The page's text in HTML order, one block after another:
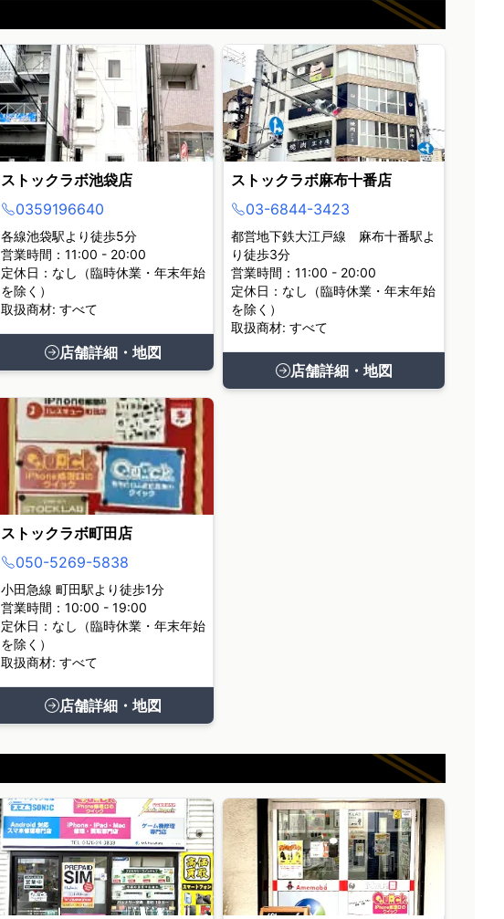
ストックラボ池袋店
0359196640
各線池袋駅より徒歩5分
営業時間：11:00 - 20:00
定休日：なし（臨時休業・年末年始
を除く）
取扱商材: すべて
店舗詳細・地図
ストックラボ麻布十番店
03-6844-3423
都営地下鉄大江戸線 麻布十番駅よ
り徒歩3分
営業時間：11:00 - 20:00
定休日：なし（臨時休業・年末年始
を除く）
取扱商材: すべて
店舗詳細・地図
ストックラボ町田店
050-5269-5838
小田急線 町田駅より徒歩1分
営業時間：10:00 - 19:00
定休日：なし（臨時休業・年末年始
を除く）
取扱商材: すべて
店舗詳細・地図